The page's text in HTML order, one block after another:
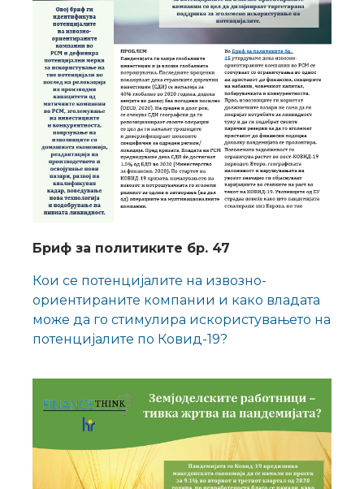
Бриф за политиките бр. 47
Кои се потенцијалите на извозно-
ориентираните компании и како владата
може да го стимулира искористувањето на
потенцијалите по Ковид-19?